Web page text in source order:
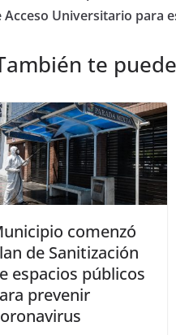
Acceso Universitario para
te
comenzó
de Sanitización
espacios públicos
prevenir